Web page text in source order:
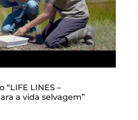
LINES –
a vida selvagem”